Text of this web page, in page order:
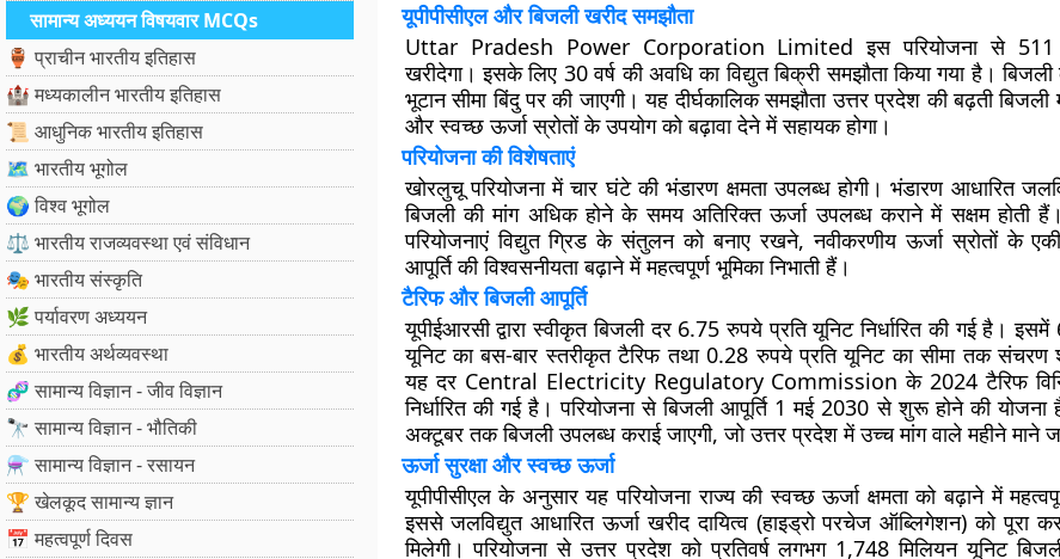
सामान्य अध्ययन विषयवार MCQs
🏺 प्राचीन भारतीय इतिहास
🏰 मध्यकालीन भारतीय इतिहास
📜 आधुनिक भारतीय इतिहास
🗺️ भारतीय भूगोल
🌍 विश्व भूगोल
⚖️ भारतीय राजव्यवस्था एवं संविधान
🎭 भारतीय संस्कृति
🌿 पर्यावरण अध्ययन
💰 भारतीय अर्थव्यवस्था
🧬 सामान्य विज्ञान - जीव विज्ञान
🔭 सामान्य विज्ञान - भौतिकी
⚗️ सामान्य विज्ञान - रसायन
🏆 खेलकूद सामान्य ज्ञान
📅 महत्वपूर्ण दिवस
यूपीपीसीएल और बिजली खरीद समझौता
Uttar Pradesh Power Corporation Limited इस परियोजना से 511
खरीदेगा। इसके लिए 30 वर्ष की अवधि का विद्युत बिक्री समझौता किया गया है। बिजली
भूटान सीमा बिंदु पर की जाएगी। यह दीर्घकालिक समझौता उत्तर प्रदेश की बढ़ती बिजली
और स्वच्छ ऊर्जा स्रोतों के उपयोग को बढ़ावा देने में सहायक होगा।
परियोजना की विशेषताएं
खोरलुचू परियोजना में चार घंटे की भंडारण क्षमता उपलब्ध होगी। भंडारण आधारित
बिजली की मांग अधिक होने के समय अतिरिक्त ऊर्जा उपलब्ध कराने में सक्षम होती
परियोजनाएं विद्युत ग्रिड के संतुलन को बनाए रखने, नवीकरणीय ऊर्जा स्रोतों के
आपूर्ति की विश्वसनीयता बढ़ाने में महत्वपूर्ण भूमिका निभाती हैं।
टैरिफ और बिजली आपूर्ति
यूपीईआरसी द्वारा स्वीकृत बिजली दर 6.75 रुपये प्रति यूनिट निर्धारित की गई है।
यूनिट का बस-बार स्तरीकृत टैरिफ तथा 0.28 रुपये प्रति यूनिट का सीमा तक संचरण
यह दर Central Electricity Regulatory Commission के 2024 टैरिफ
निर्धारित की गई है। परियोजना से बिजली आपूर्ति 1 मई 2030 से शुरू होने की योजना
अक्टूबर तक बिजली उपलब्ध कराई जाएगी, जो उत्तर प्रदेश में उच्च मांग वाले महीने माने
ऊर्जा सुरक्षा और स्वच्छ ऊर्जा
यूपीपीसीएल के अनुसार यह परियोजना राज्य की स्वच्छ ऊर्जा क्षमता को बढ़ाने में
इससे जलविद्युत आधारित ऊर्जा खरीद दायित्व (हाइड्रो परचेज ऑब्लिगेशन) को पूरा
मिलेगी। परियोजना से उत्तर प्रदेश को प्रतिवर्ष लगभग 1,748 मिलियन यूनिट